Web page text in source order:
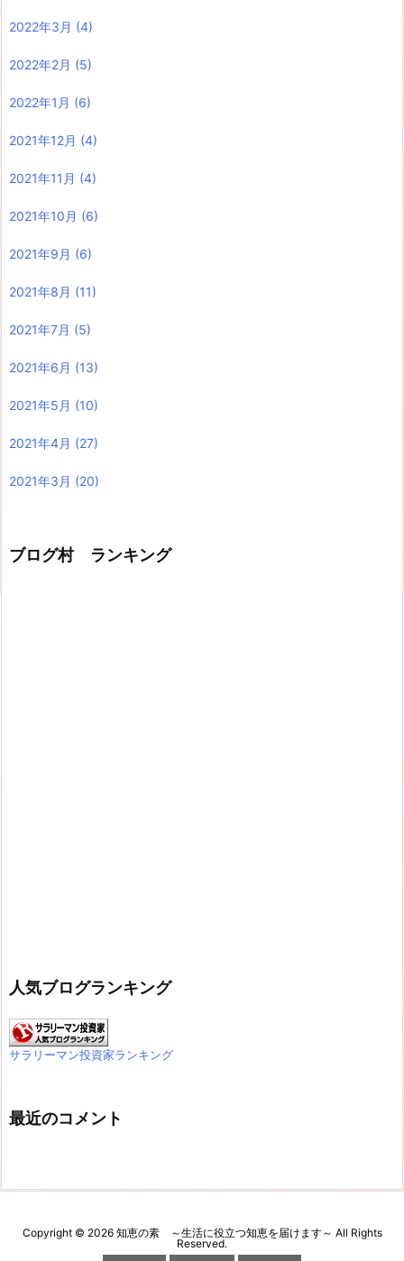
2022年3月 (4)
2022年2月 (5)
2022年1月 (6)
2021年12月 (4)
2021年11月 (4)
2021年10月 (6)
2021年9月 (6)
2021年8月 (11)
2021年7月 (5)
2021年6月 (13)
2021年5月 (10)
2021年4月 (27)
2021年3月 (20)
ブログ村 ランキング
人気ブログランキング
サラリーマン投資家ランキング
最近のコメント
Copyright © 2026 知恵の素 ～生活に役立つ知恵を届けます～ All Rights
Reserved.